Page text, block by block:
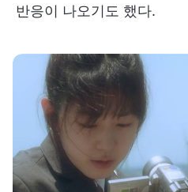
반응이 나오기도 했다.